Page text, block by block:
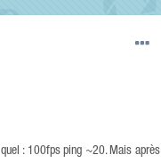
: 100fps ping ~20. Mais après